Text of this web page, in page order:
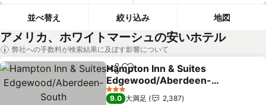
並べ替え 絞り込み 地図
アメリカ、ホワイトマーシュの安いホテル
弊社への手数料が検索結果に及ぼす影響について
シェアお気に入りに追加
Hampton Inn & Suites
Edgewood/Aberdeen-
South
料金を表示
3 ホテルのランク
9.0 大満足
2,387